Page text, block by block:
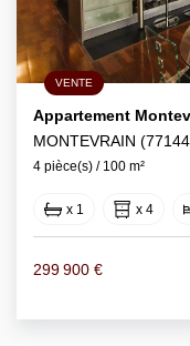
VENTE
Appartement
MONTEVRAIN
4 pièce(s) / 100 m²
x 1 x 4
299 900 €